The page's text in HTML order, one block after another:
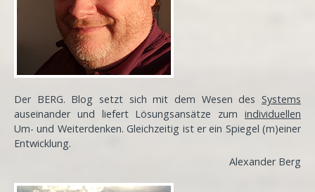
Der BERG. Blog setzt sich mit dem Wesen des Systems
auseinander und liefert Lösungsansätze zum individuellen
Um- und Weiterdenken. Gleichzeitig ist er ein Spiegel (m)einer
Entwicklung.
Alexander Berg